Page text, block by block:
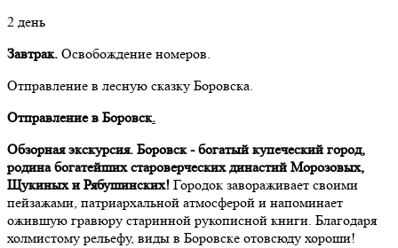
2 день
Завтрак. Освобождение номеров.
Отправление в лесную сказку Боровска.
Отправление в Боровск.
Обзорная экскурсия. Боровск - богатый купеческий город,
родина богатейших староверческих династий Морозовых,
Щукиных и Рябушинских! Городок завораживает своими
пейзажами, патриархальной атмосферой и напоминает
ожившую гравюру старинной рукописной книги. Благодаря
холмистому рельефу, виды в Боровске отовсюду хороши!